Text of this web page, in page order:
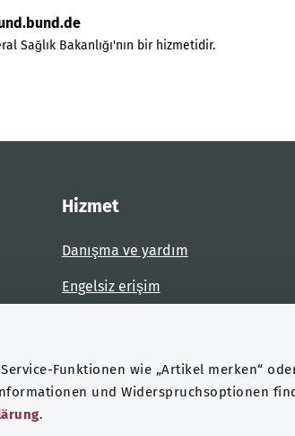
Funktionen wie „Artikel merken“
und Widerspruchsoptionen
.
Sağlık Bakanlığı'nın bir hizmetidir.
Hizmet
Danışma ve yardım
Engelsiz erişim